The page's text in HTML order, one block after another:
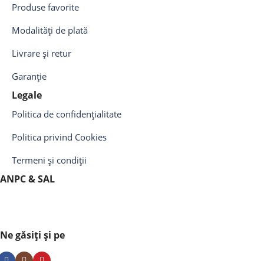
Produse favorite
Modalități de plată
Livrare și retur
Garanție
Legale
Politica de confidențialitate
Politica privind Cookies
Termeni și condiții
ANPC & SAL
Ne găsiți și pe